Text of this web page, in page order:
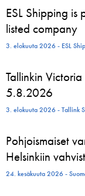
ESL Shipping
listed company
3. elokuuta 2026 - ESL
Tallinkin
5.8.2026
3. elokuuta 2026 - Tallink
Pohjoismaiset
Helsinkiin
24. kesäkuuta 2026 -